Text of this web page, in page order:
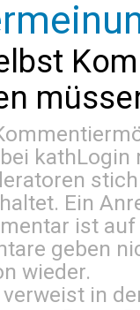
kathLogin
Ein
ist
geben
wieder.
in